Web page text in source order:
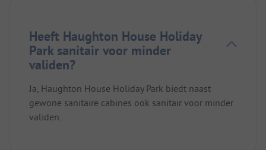
Heeft Haughton House Holiday
Park sanitair voor minder
validen?
Ja, Haughton House Holiday Park biedt naast
gewone sanitaire cabines ook sanitair voor minder
validen.